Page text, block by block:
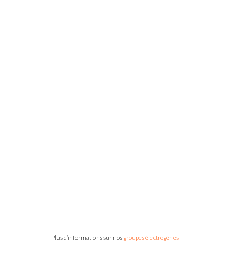
Plus d’informations sur nos groupes électrogènes